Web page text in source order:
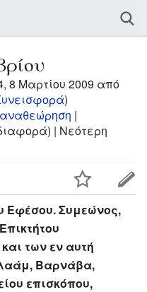
8 Μαρτίου 2009 από
)
|
| Νεότερη
Εφέσου. Συμεώνος,
των εν αυτή
Βαρνάβα,
επισκόπου,